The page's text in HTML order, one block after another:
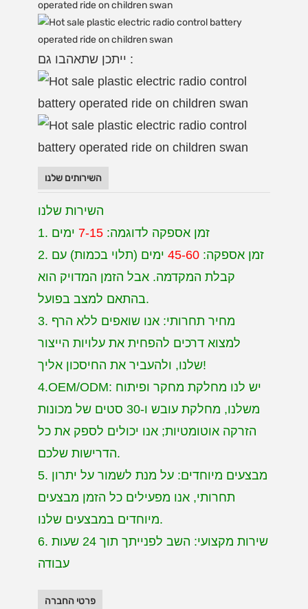
ייתכן שתאהבו גם :
השירותים שלנו
השירות שלנו
1. זמן אספקה לדוגמה:7-15 ימים
2. זמן אספקה:45-60 ימים (תלוי בכמות) עם
קבלת המקדמה. אבל הזמן המדויק הוא
בהתאם למצב בפועל.
3. מחיר תחרותי: אנו שואפים ללא הרף
למצוא דרכים להפחית את עלויות הייצור
שלנו, ולהעביר את החיסכון אליך!
4.OEM/ODM: יש לנו מחלקת מחקר ופיתוח
משלנו, מחלקת עובש ו-30 סטים של מכונות
הזרקה אוטומטיות; אנו יכולים לספק את כל
הדרישות שלכם.
5. מבצעים מיוחדים: על מנת לשמור על יתרון
תחרותי, אנו מפעילים כל הזמן מבצעים
מיוחדים במבצעים שלנו.
6. שירות מקצועי: השב לפנייתך תוך 24 שעות
עבודה
פרטי החברה